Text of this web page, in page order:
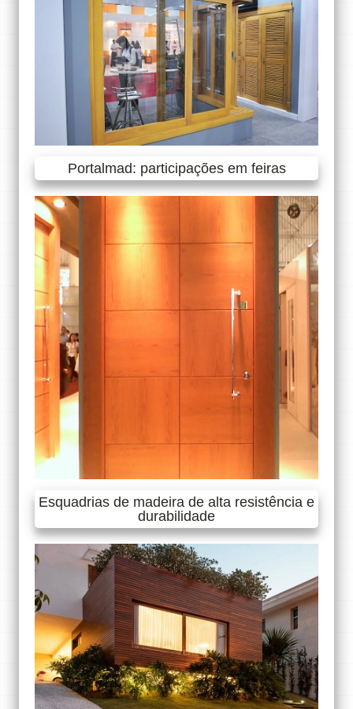
Portalmad: participações em feiras
Esquadrias de madeira de alta resistência e
durabilidade